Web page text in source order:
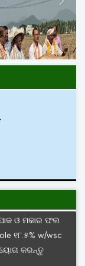
ଓ ମକାର ଫଲ
୧୮.୫% w/wsc
କରନ୍ତୁ